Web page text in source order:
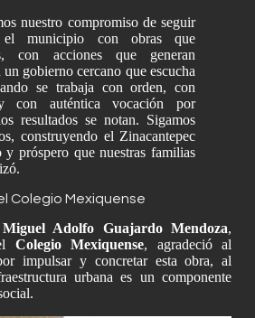
nuestro compromiso de seguir
el municipio con obras que
con acciones que generan
gobierno cercano que escucha
se trabaja con orden, con
y con auténtica vocación por
resultados se notan. Sigamos
construyendo el Zinacantepec
y próspero que nuestras familias
Colegio Mexiquense
Miguel Adolfo Guajardo Mendoza,
Colegio Mexiquense, agradeció al
impulsar y concretar esta obra, al
urbana es un componente